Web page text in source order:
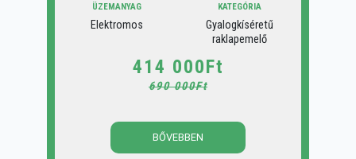
ÜZEMANYAG
Elektromos
KATEGÓRIA
Gyalogkíséretű
raklapemelő
414 000Ft
690 000Ft
BŐVEBBEN